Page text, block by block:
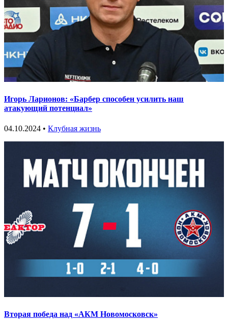
Игорь Ларионов: «Барбер способен усилить наш
атакующий потенциал»
04.10.2024 • Клубная жизнь
Вторая победа над «АКМ Новомосковск»